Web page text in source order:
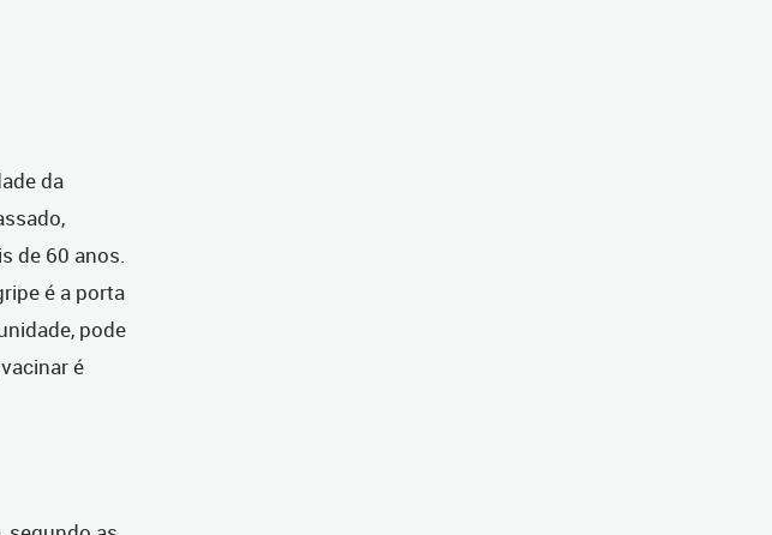
da
de 60 anos.
é a porta
pode
é